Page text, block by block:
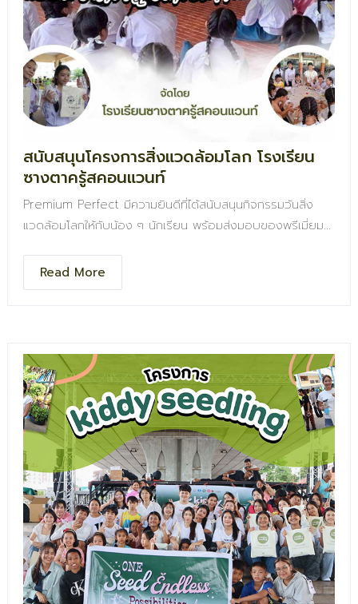
สนับสนุนโครงการสิ่งแวดล้อมโลก โรงเรียน
ซางตาครู้สคอนแวนท์
Premium Perfect มีความยินดีที่ได้สนับสนุนกิจกรรมวันสิ่ง
แวดล้อมโลกให้กับน้อง ๆ นักเรียน พร้อมส่งมอบของพรีเมี่ยม
แวดล้อมไปด้วยกัน
Read More